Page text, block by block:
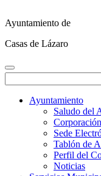
Ayuntamiento de
Casas de Lázaro
Ayuntamiento
Saludo del
Sede
Tablón de
Perfil del
Noticias